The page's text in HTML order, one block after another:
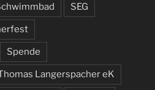
SEG
Spende
Langerspacher eK